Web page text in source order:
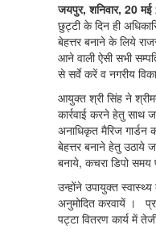
जयपुर, शनिवार, 20
छुट्टी के दिन ही
बेहत्तर बनाने के लिये
आने वाली ऐसी सभी
से सर्वे करें व नगरीय
आयुक्त श्री सिंह ने
कार्रवाई करने हेतु साथ
अनाधिकृत मैरिज
बेहत्तर बनाने हेतु उठाये
बनाये, कचरा डिपो समय
उन्होंने उपायुक्त
अनुमोदित करवायें ।
पट्टा वितरण कार्य में